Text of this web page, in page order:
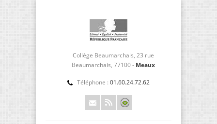
Collège Beaumarchais, 23 rue
Beaumarchais, 77100 - Meaux
Téléphone : 01.60.24.72.62